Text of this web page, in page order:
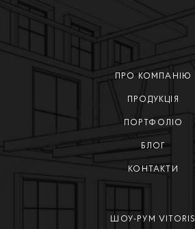
ПРО КОМПАНІЮ
ПРОДУКЦІЯ
ПОРТФОЛІО
БЛОГ
КОНТАКТИ
ШОУ-РУМ VITORIS